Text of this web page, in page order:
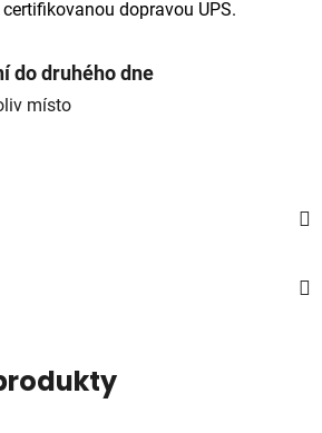
certifikovanou dopravou UPS.
do druhého dne
místo